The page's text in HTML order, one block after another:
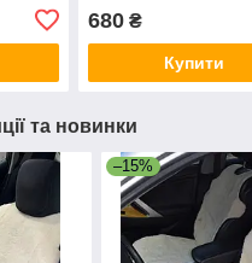
680₴
Купити
та новинки
–15%